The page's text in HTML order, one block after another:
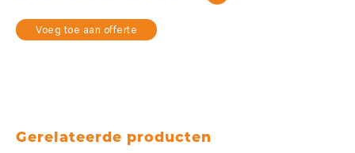
Voeg toe aan offerte
Gerelateerde producten